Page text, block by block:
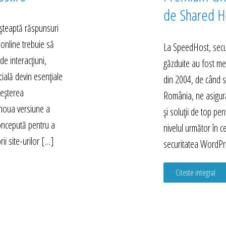
răspunsuri
trebuie să
interacțiuni,
devin esențiale
versiune a
pentru a
site-urilor […]
de Shared
La SpeedHost,
găzduite au fost
din 2004, de când
România, ne
și soluții de top
nivelul următor în
securitatea
Citeste integral